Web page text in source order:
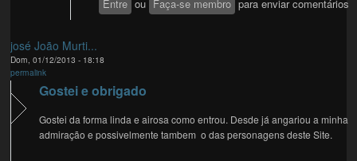
Entre ou Faça-se membro para enviar comentários
josé João Murti...
Dom, 01/12/2013 - 18:18
permalink
Gostei e obrigado
Gostei da forma linda e airosa como entrou. Desde já angariou a minha
admiração e possivelmente tambem o das personagens deste Site.